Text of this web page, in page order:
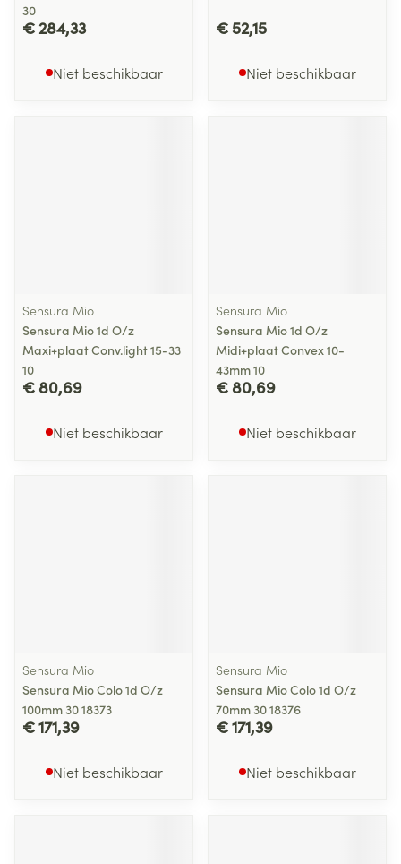
30
€ 284,33
Niet beschikbaar
€ 52,15
Niet beschikbaar
Sensura Mio
Sensura Mio 1d O/z
Maxi+plaat Conv.light 15-33
10
€ 80,69
Niet beschikbaar
Sensura Mio
Sensura Mio 1d O/z
Midi+plaat Convex 10-
43mm 10
€ 80,69
Niet beschikbaar
Sensura Mio
Sensura Mio Colo 1d O/z
100mm 30 18373
€ 171,39
Niet beschikbaar
Sensura Mio
Sensura Mio Colo 1d O/z
70mm 30 18376
€ 171,39
Niet beschikbaar